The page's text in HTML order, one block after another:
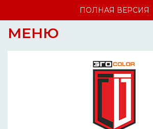
ПОЛНАЯ ВЕРСИЯ
МЕНЮ